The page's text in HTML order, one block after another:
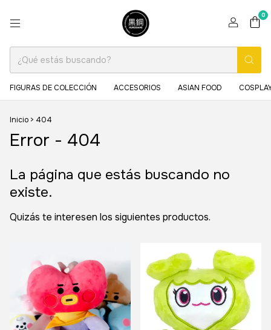
0
FIGURAS DE COLECCIÓN ACCESORIOS ASIAN FOOD
Inicio > 404
Error - 404
La página que estás buscando no
existe.
Quizás te interesen los siguientes productos.